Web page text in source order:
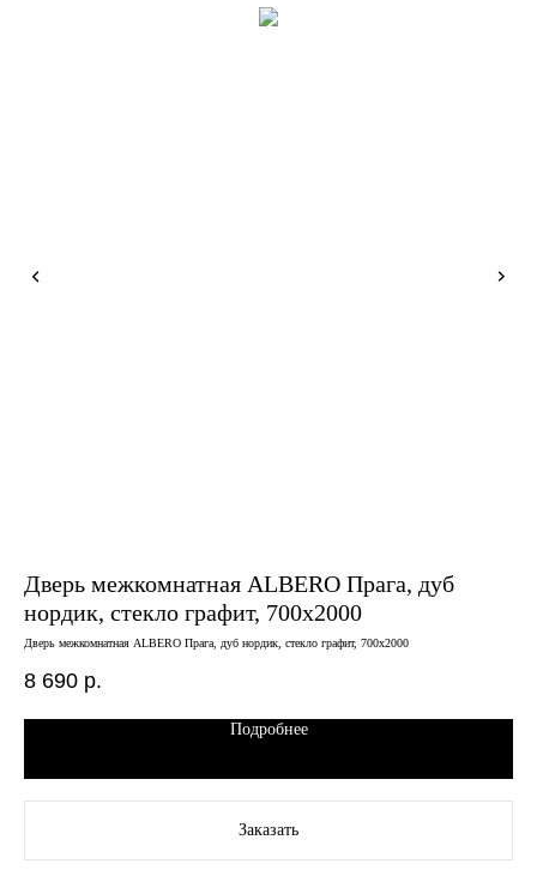
Дверь межкомнатная ALBERO Прага, дуб
нордик, стекло графит, 700х2000
Дверь межкомнатная ALBERO Прага, дуб нордик, стекло графит, 700х2000
8 690 р.
Подробнее
Заказать